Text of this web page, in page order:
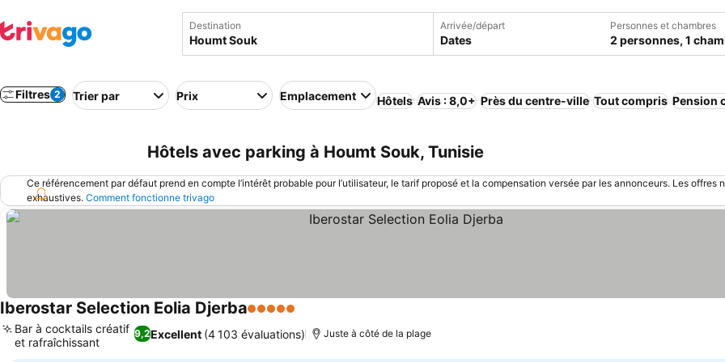
Destination Arrivée/départ
Dates
Personnes et chambres
2 personnes, 1
Filtres 2 Trier par Prix Emplacement Hôtels Avis : 8,0+ Près du centre-ville Tout compris Pension
Hôtels avec parking à Houmt Souk, Tunisie
Ce référencement par défaut prend en compte l’intérêt probable pour l’utilisateur, le tarif proposé et la compensation versée par les annonceurs. Les offres
exhaustives. Comment fonctionne trivago
Iberostar Selection Eolia Djerba5 Étoiles
9,2Excellent (4 103 évaluations)
Bar à cocktails créatif
et rafraîchissant
Juste à côté de la plage